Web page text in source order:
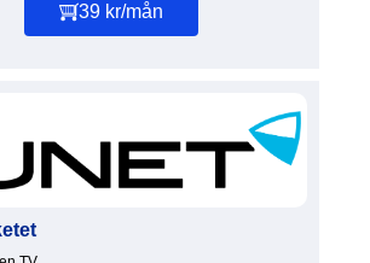
39 kr/mån